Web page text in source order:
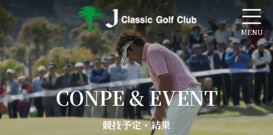
コ
ン
テ
ン
ツ
へ
ス
キ
ッ
プ
ナ
ビ
ゲ
ー
シ
ョ
ン
に
移
動
CONPE & EVENT
競技予定・結果